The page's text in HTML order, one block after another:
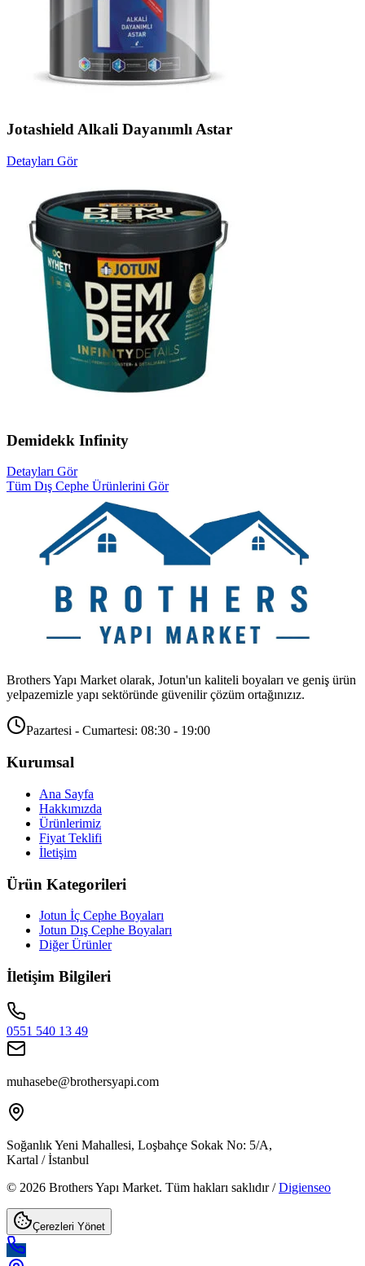
Jotashield Alkali Dayanımlı Astar
Detayları Gör
Demidekk Infinity
Detayları Gör
Tüm Dış Cephe Ürünlerini Gör
Brothers Yapı Market olarak, Jotun'un kaliteli boyaları ve geniş ürün
yelpazemizle yapı sektöründe güvenilir çözüm ortağınızız.
Pazartesi - Cumartesi: 08:30 - 19:00
Kurumsal
Ana Sayfa
Hakkımızda
Ürünlerimiz
Fiyat Teklifi
İletişim
Ürün Kategorileri
Jotun İç Cephe Boyaları
Jotun Dış Cephe Boyaları
Diğer Ürünler
İletişim Bilgileri
0551 540 13 49
muhasebe@brothersyapi.com
Soğanlık Yeni Mahallesi, Loşbahçe Sokak No: 5/A,
Kartal / İstanbul
© 2026 Brothers Yapı Market. Tüm hakları saklıdır /Digienseo
Çerezleri Yönet